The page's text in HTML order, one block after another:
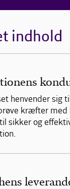
indhold
henvender sig
kræfter med
sikker og